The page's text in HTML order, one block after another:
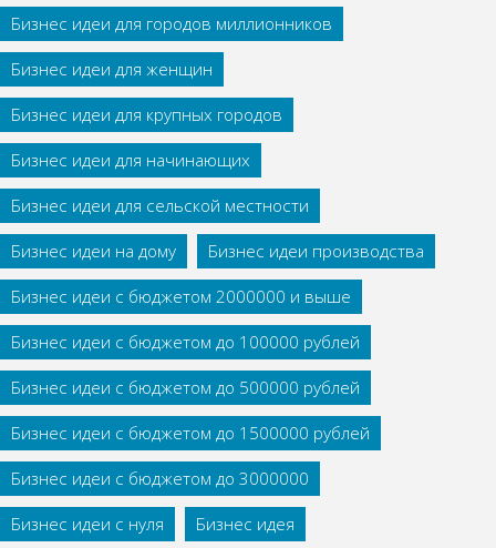
Бизнес идеи для городов миллионников
Бизнес идеи для женщин
Бизнес идеи для крупных городов
Бизнес идеи для начинающих
Бизнес идеи для сельской местности
Бизнес идеи на дому
Бизнес идеи производства
Бизнес идеи с бюджетом 2000000 и выше
Бизнес идеи с бюджетом до 100000 рублей
Бизнес идеи с бюджетом до 500000 рублей
Бизнес идеи с бюджетом до 1500000 рублей
Бизнес идеи с бюджетом до 3000000
Бизнес идеи с нуля
Бизнес идея